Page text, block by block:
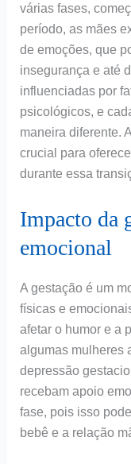
várias fases,
período, as mães
de emoções, que
insegurança e até
influenciadas por
psicológicos, e
maneira diferente.
crucial para
durante essa
Impacto da
emocional
A gestação é um
físicas e
afetar o humor e a
algumas mulheres
depressão
recebam apoio
fase, pois isso
bebê e a relação